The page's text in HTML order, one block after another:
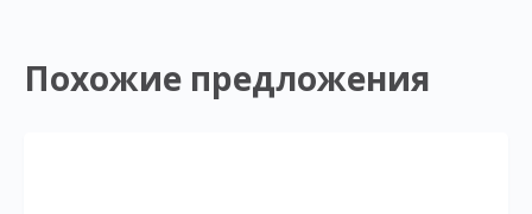
Похожие предложения